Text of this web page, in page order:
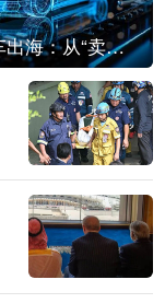
中国汽车出海：从“卖出去”到“走进去”